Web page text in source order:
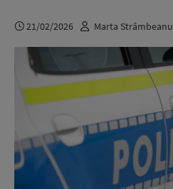
21/02/2026 Marta Strâmbeanu